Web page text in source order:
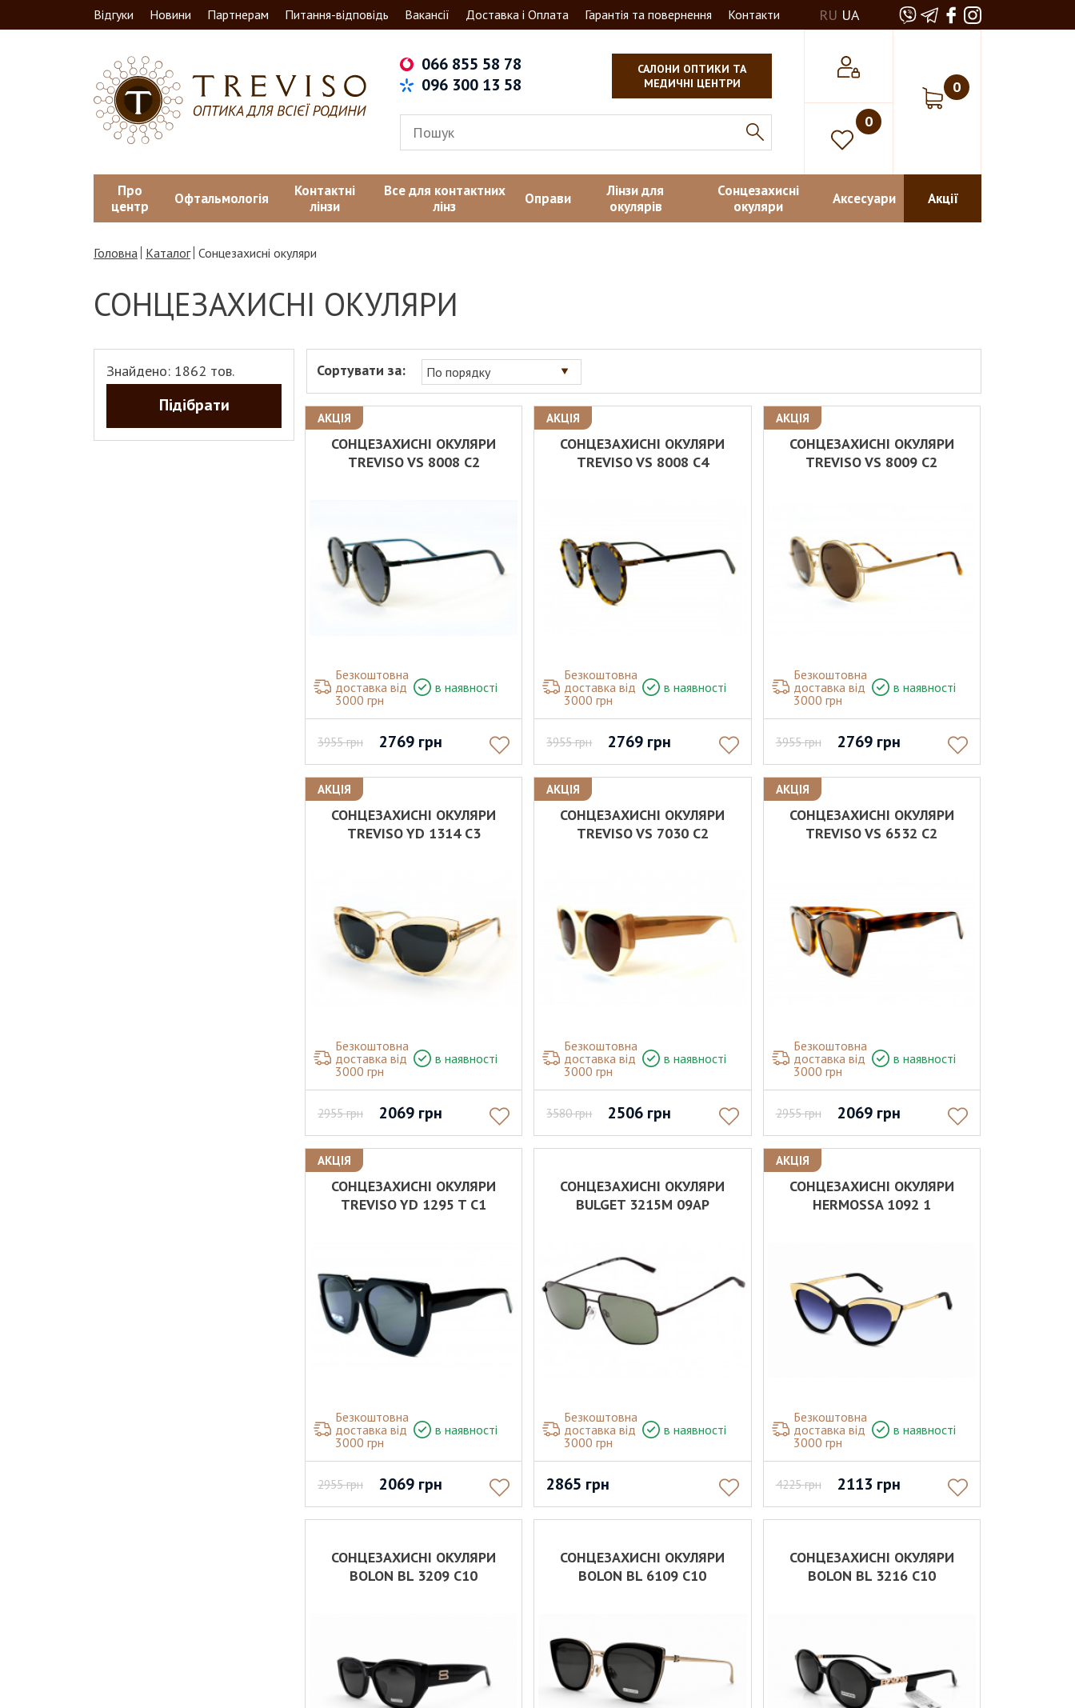
Відгуки Новини Партнерам Питання-відповідь Вакансії Доставка і Оплата Гарантія та повернення Контакти RU UA
066 855 58 78
096 300 13 58
САЛОНИ ОПТИКИ ТА
МЕДИЧНІ ЦЕНТРИ
0
0
Про
центр
Офтальмологія
Контактні
лінзи
Все для контактних
лінз
Оправи
Лінзи для
окулярів
Сонцезахисні
окуляри
Аксесуари Акції
Головна Каталог Сонцезахисні окуляри
СОНЦЕЗАХИСНІ ОКУЛЯРИ
Знайдено: 1862 тов.
Підібрати
Сортувати за: По порядку
АКЦІЯ
СОНЦЕЗАХИСНІ ОКУЛЯРИ
TREVISO VS 8008 C2
Безкоштовна
доставка від
3000 грн
в наявності
3955грн 2769 грн
АКЦІЯ
СОНЦЕЗАХИСНІ ОКУЛЯРИ
TREVISO VS 8008 C4
Безкоштовна
доставка від
3000 грн
в наявності
3955грн 2769 грн
АКЦІЯ
СОНЦЕЗАХИСНІ ОКУЛЯРИ
TREVISO VS 8009 C2
Безкоштовна
доставка від
3000 грн
в наявності
3955грн 2769 грн
АКЦІЯ
СОНЦЕЗАХИСНІ ОКУЛЯРИ
TREVISO YD 1314 C3
Безкоштовна
доставка від
3000 грн
в наявності
2955грн 2069 грн
АКЦІЯ
СОНЦЕЗАХИСНІ ОКУЛЯРИ
TREVISO VS 7030 C2
Безкоштовна
доставка від
3000 грн
в наявності
3580грн 2506 грн
АКЦІЯ
СОНЦЕЗАХИСНІ ОКУЛЯРИ
TREVISO VS 6532 C2
Безкоштовна
доставка від
3000 грн
в наявності
2955грн 2069 грн
АКЦІЯ
СОНЦЕЗАХИСНІ ОКУЛЯРИ
TREVISO YD 1295 T С1
Безкоштовна
доставка від
3000 грн
в наявності
2955грн 2069 грн
СОНЦЕЗАХИСНІ ОКУЛЯРИ
BULGET 3215M 09AP
Безкоштовна
доставка від
3000 грн
в наявності
2865 грн
АКЦІЯ
СОНЦЕЗАХИСНІ ОКУЛЯРИ
HERMOSSA 1092 1
Безкоштовна
доставка від
3000 грн
в наявності
4225грн 2113 грн
СОНЦЕЗАХИСНІ ОКУЛЯРИ
BOLON BL 3209 C10
СОНЦЕЗАХИСНІ ОКУЛЯРИ
BOLON BL 6109 C10
СОНЦЕЗАХИСНІ ОКУЛЯРИ
BOLON BL 3216 C10